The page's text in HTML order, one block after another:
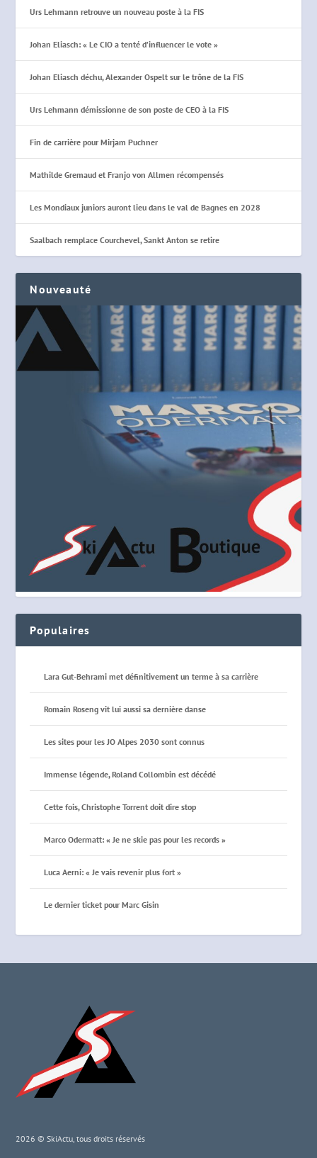
Urs Lehmann retrouve un nouveau poste à la FIS
Johan Eliasch: « Le CIO a tenté d’influencer le vote »
Johan Eliasch déchu, Alexander Ospelt sur le trône de la FIS
Urs Lehmann démissionne de son poste de CEO à la FIS
Fin de carrière pour Mirjam Puchner
Mathilde Gremaud et Franjo von Allmen récompensés
Les Mondiaux juniors auront lieu dans le val de Bagnes en 2028
Saalbach remplace Courchevel, Sankt Anton se retire
Nouveauté
Populaires
Lara Gut-Behrami met définitivement un terme à sa carrière
Romain Roseng vit lui aussi sa dernière danse
Les sites pour les JO Alpes 2030 sont connus
Immense légende, Roland Collombin est décédé
Cette fois, Christophe Torrent doit dire stop
Marco Odermatt: « Je ne skie pas pour les records »
Luca Aerni: « Je vais revenir plus fort »
Le dernier ticket pour Marc Gisin
2026 © SkiActu, tous droits réservés